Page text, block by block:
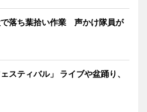
落ち葉拾い作業 声かけ隊員が
スティバル」 ライブや盆踊り、